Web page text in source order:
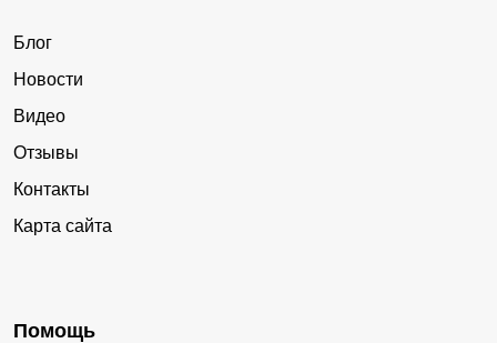
Блог
Новости
Видео
Отзывы
Контакты
Карта сайта
Помощь